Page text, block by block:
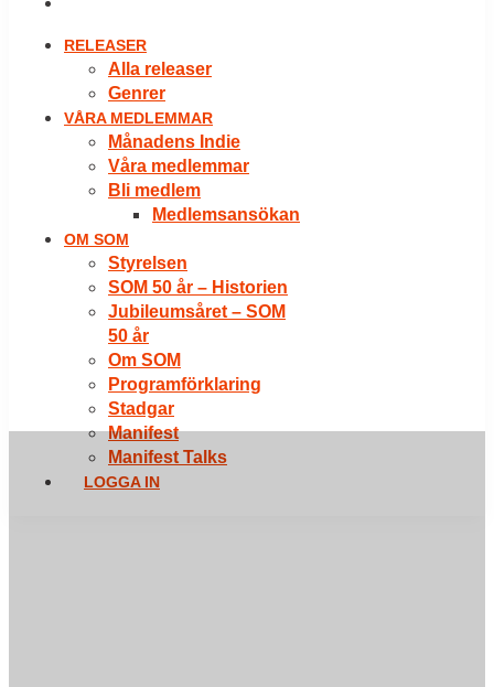
RELEASER
Alla releaser
Genrer
VÅRA MEDLEMMAR
Månadens Indie
Våra medlemmar
Bli medlem
Medlemsansökan
OM SOM
Styrelsen
SOM 50 år – Historien
Jubileumsåret – SOM
50 år
Om SOM
Programförklaring
Stadgar
Manifest
Manifest Talks
LOGGA IN